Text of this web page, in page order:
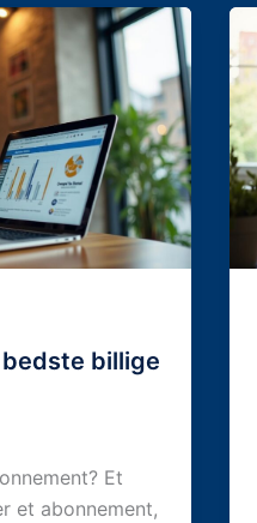
billige
Et
et abonnement,